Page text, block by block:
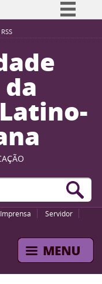
RSS
Simplifique!
Participe
à informação
Legislação
Canais
Servidor